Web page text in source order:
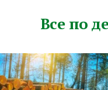
Все по